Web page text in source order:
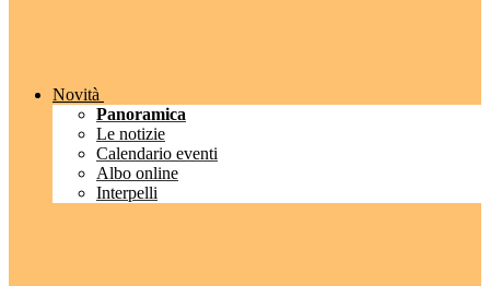
Novità
Panoramica
Le notizie
Calendario eventi
Albo online
Interpelli